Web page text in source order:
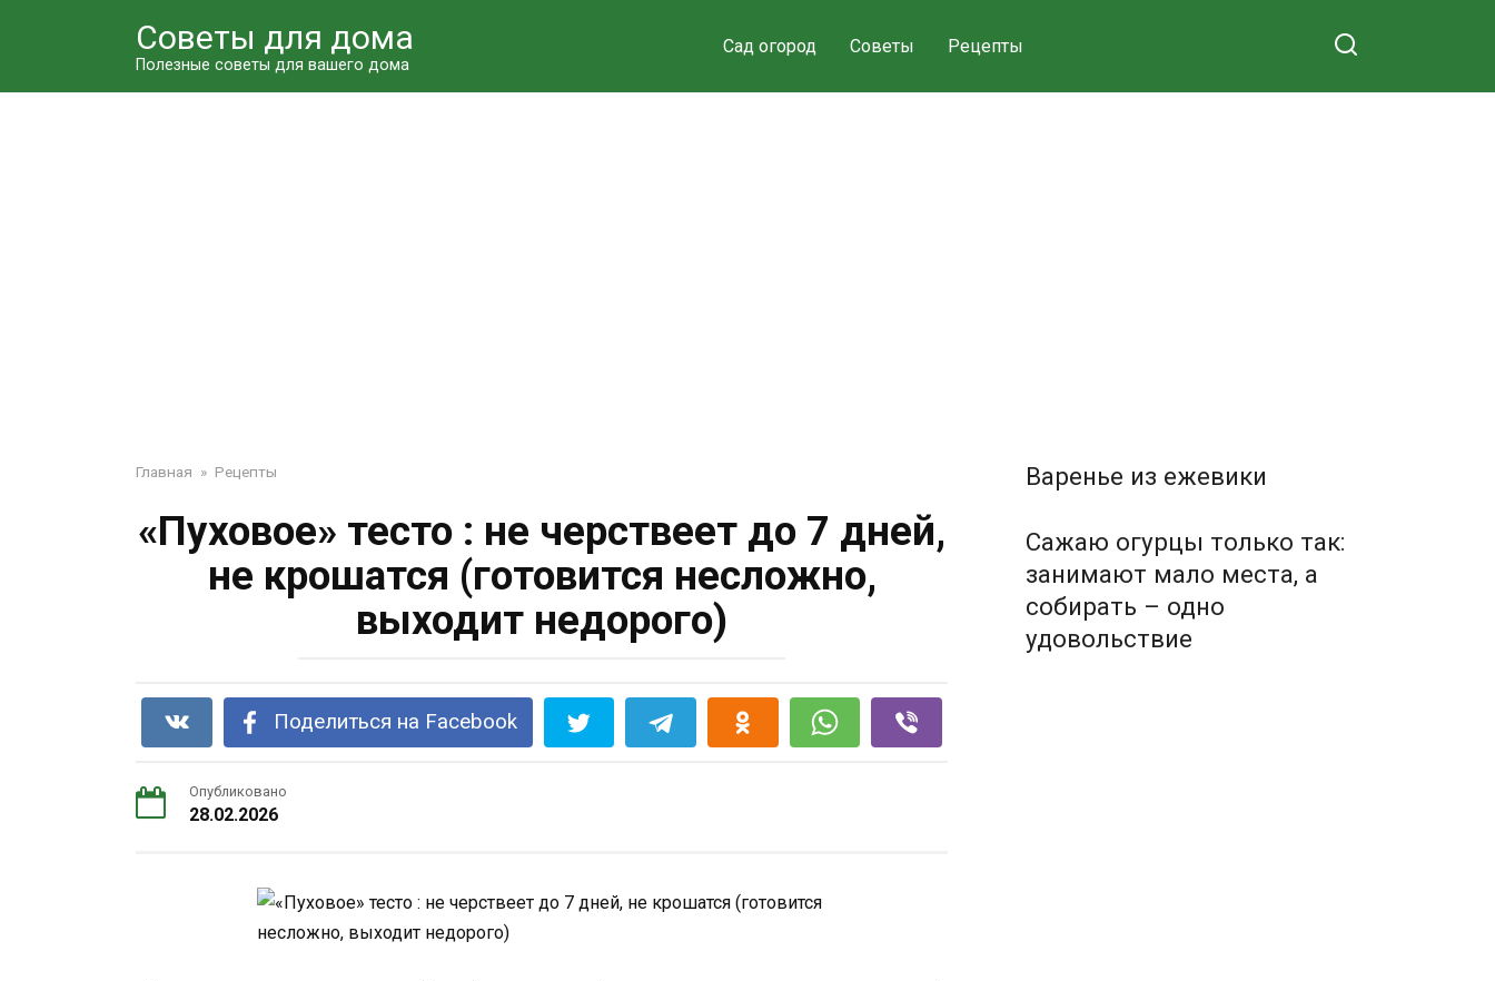
Советы для дома
Полезные советы для вашего дома
Сад огород Советы Рецепты
Главная » Рецепты
«Пуховое» тесто : не черствеeт до 7 дней,
не крошатся (готовится несложно,
выходит недорого)
Поделиться на Facebook
Опубликовано
28.02.2026
Варенье из ежевики
Сажаю огурцы только так:
занимают мало места, а
собирать – одно
удовольствие